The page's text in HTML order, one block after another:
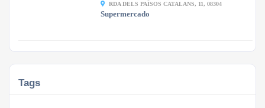
RDA DELS PAÏSOS CATALANS, 11, 08304
Supermercado
Tags